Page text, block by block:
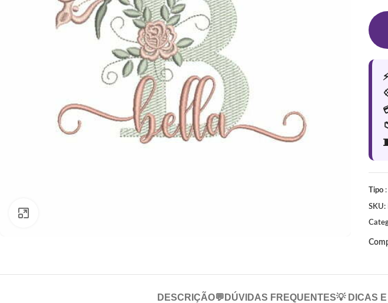
Tipo
SKU:
DESCRIÇÃO💬DÚVIDAS FREQUENTES💡 DICAS